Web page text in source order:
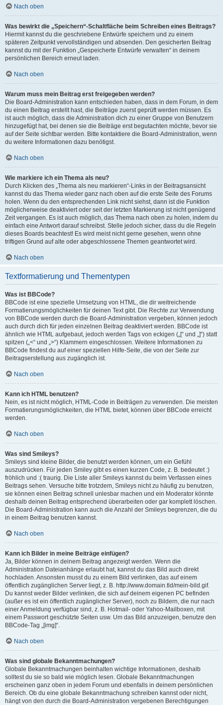
Nach oben
Was bewirkt die „Speichern“-Schaltfläche beim Schreiben eines Beitrags?
Hiermit kannst du die geschriebene Entwürfe speichern und zu einem
späteren Zeitpunkt vervollständigen und absenden. Den gesicherten Beitrag
kannst du mit der Funktion „Gespeicherte Entwürfe verwalten“ in deinem
persönlichen Bereich erneut laden.
Nach oben
Warum muss mein Beitrag erst freigegeben werden?
Die Board-Administration kann entschieden haben, dass in dem Forum, in dem
du einen Beitrag erstellt hast, die Beiträge zuerst geprüft werden müssen. Es
ist auch möglich, dass die Administration dich zu einer Gruppe von Benutzern
hinzugefügt hat, bei denen sie die Beiträge erst begutachten möchte, bevor sie
auf der Seite sichtbar werden. Bitte kontaktiere die Board-Administration, wenn
du weitere Informationen dazu benötigst.
Nach oben
Wie markiere ich ein Thema als neu?
Durch Klicken des „Thema als neu markieren“-Links in der Beitragsansicht
kannst du das Thema wieder ganz nach oben auf die erste Seite des Forums
holen. Wenn du den entsprechenden Link nicht siehst, dann ist die Funktion
möglicherweise deaktiviert oder seit der letzten Markierung ist nicht genügend
Zeit vergangen. Es ist auch möglich, das Thema nach oben zu holen, indem du
einfach eine Antwort darauf schreibst. Stelle jedoch sicher, dass du die Regeln
dieses Boards beachtest! Es wird meist nicht gerne gesehen, wenn ohne
triftigen Grund auf alte oder abgeschlossene Themen geantwortet wird.
Nach oben
Textformatierung und Thementypen
Was ist BBCode?
BBCode ist eine spezielle Umsetzung von HTML, die dir weitreichende
Formatierungsmöglichkeiten für deinen Text gibt. Die Rechte zur Verwendung
von BBCode werden durch die Board-Administration vergeben, können jedoch
auch durch dich für jeden einzelnen Beitrag deaktiviert werden. BBCode ist
ähnlich wie HTML aufgebaut, jedoch werden Tags von eckigen („[“ und „]“) statt
spitzen („<“ und „>“) Klammern eingeschlossen. Weitere Informationen zu
BBCode findest du auf einer speziellen Hilfe-Seite, die von der Seite zur
Beitragserstellung aus zugänglich ist.
Nach oben
Kann ich HTML benutzen?
Nein, es ist nicht möglich, HTML-Code in Beiträgen zu verwenden. Die meisten
Formatierungsmöglichkeiten, die HTML bietet, können über BBCode erreicht
werden.
Nach oben
Was sind Smileys?
Smileys sind kleine Bilder, die benutzt werden können, um ein Gefühl
auszudrücken. Für jeden Smiley gibt es einen kurzen Code, z. B. bedeutet :)
fröhlich und :( traurig. Die Liste aller Smileys kannst du beim Verfassen eines
Beitrags sehen. Versuche bitte trotzdem, Smileys nicht zu häufig zu benutzen,
sie können einen Beitrag schnell unlesbar machen und ein Moderator könnte
deshalb deinen Beitrag entsprechend überarbeiten oder gar komplett löschen.
Die Board-Administration kann auch die Anzahl der Smileys begrenzen, die du
in einem Beitrag benutzen kannst.
Nach oben
Kann ich Bilder in meine Beiträge einfügen?
Ja, Bilder können in deinem Beitrag angezeigt werden. Wenn die
Administration Dateianhänge erlaubt hat, kannst du das Bild auch direkt
hochladen. Ansonsten musst du zu einem Bild verlinken, das auf einem
öffentlich zugänglichen Server liegt, z. B. http://www.domain.tld/mein-bild.gif.
Du kannst weder Bilder verlinken, die sich auf deinem eigenen PC befinden
(außer es ist ein öffentlich zugänglicher Server), noch zu Bildern, die nur nach
einer Anmeldung verfügbar sind, z. B. Hotmail- oder Yahoo-Mailboxen, mit
einem Passwort geschützte Seiten usw. Um das Bild anzuzeigen, benutze den
BBCode-Tag „[img]“.
Nach oben
Was sind globale Bekanntmachungen?
Globale Bekanntmachungen beinhalten wichtige Informationen, deshalb
solltest du sie so bald wie möglich lesen. Globale Bekanntmachungen
erscheinen ganz oben in jedem Forum und ebenfalls in deinem persönlichen
Bereich. Ob du eine globale Bekanntmachung schreiben kannst oder nicht,
hängt von den durch die Board-Administration vergebenen Berechtigungen